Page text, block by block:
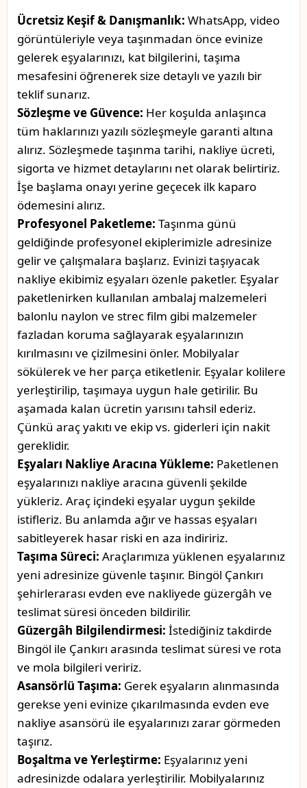
Ücretsiz Keşif & Danışmanlık: WhatsApp, video
görüntüleriyle veya taşınmadan önce evinize
gelerek eşyalarınızı, kat bilgilerini, taşıma
mesafesini öğrenerek size detaylı ve yazılı bir
teklif sunarız.
Sözleşme ve Güvence: Her koşulda anlaşınca
tüm haklarınızı yazılı sözleşmeyle garanti altına
alırız. Sözleşmede taşınma tarihi, nakliye ücreti,
sigorta ve hizmet detaylarını net olarak belirtiriz.
İşe başlama onayı yerine geçecek ilk kaparo
ödemesini alırız.
Profesyonel Paketleme: Taşınma günü
geldiğinde profesyonel ekiplerimizle adresinize
gelir ve çalışmalara başlarız. Evinizi taşıyacak
nakliye ekibimiz eşyaları özenle paketler. Eşyalar
paketlenirken kullanılan ambalaj malzemeleri
balonlu naylon ve strec film gibi malzemeler
fazladan koruma sağlayarak eşyalarınızın
kırılmasını ve çizilmesini önler. Mobilyalar
sökülerek ve her parça etiketlenir. Eşyalar kolilere
yerleştirilip, taşımaya uygun hale getirilir. Bu
aşamada kalan ücretin yarısını tahsil ederiz.
Çünkü araç yakıtı ve ekip vs. giderleri için nakit
gereklidir.
Eşyaları Nakliye Aracına Yükleme: Paketlenen
eşyalarınızı nakliye aracına güvenli şekilde
yükleriz. Araç içindeki eşyalar uygun şekilde
istifleriz. Bu anlamda ağır ve hassas eşyaları
sabitleyerek hasar riski en aza indiririz.
Taşıma Süreci: Araçlarımıza yüklenen eşyalarınız
yeni adresinize güvenle taşınır. Bingöl Çankırı
şehirlerarası evden eve nakliyede güzergâh ve
teslimat süresi önceden bildirilir.
Güzergâh Bilgilendirmesi: İstediğiniz takdirde
Bingöl ile Çankırı arasında teslimat süresi ve rota
ve mola bilgileri veririz.
Asansörlü Taşıma: Gerek eşyaların alınmasında
gerekse yeni evinize çıkarılmasında evden eve
nakliye asansörü ile eşyalarınızı zarar görmeden
taşırız.
Boşaltma ve Yerleştirme: Eşyalarınız yeni
adresinizde odalara yerleştirilir. Mobilyalarınız